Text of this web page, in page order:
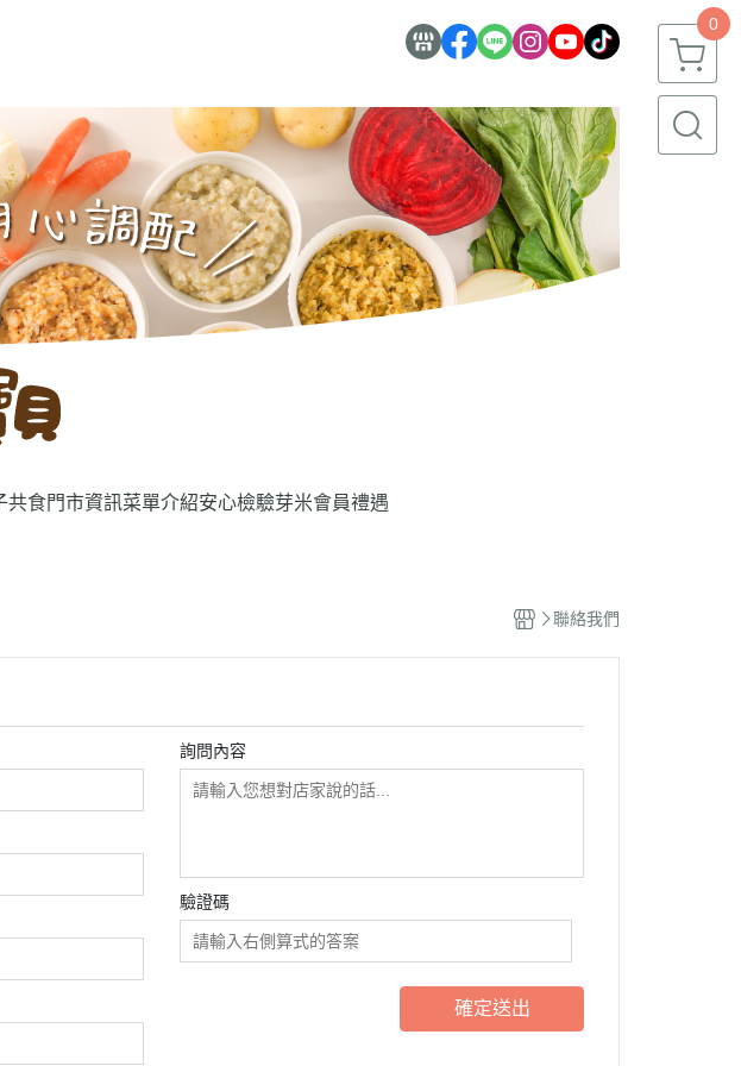
0
共食門市資訊菜單介紹安心檢驗芽米會員禮遇
聯絡我們
詢問內容
驗證碼
確定送出